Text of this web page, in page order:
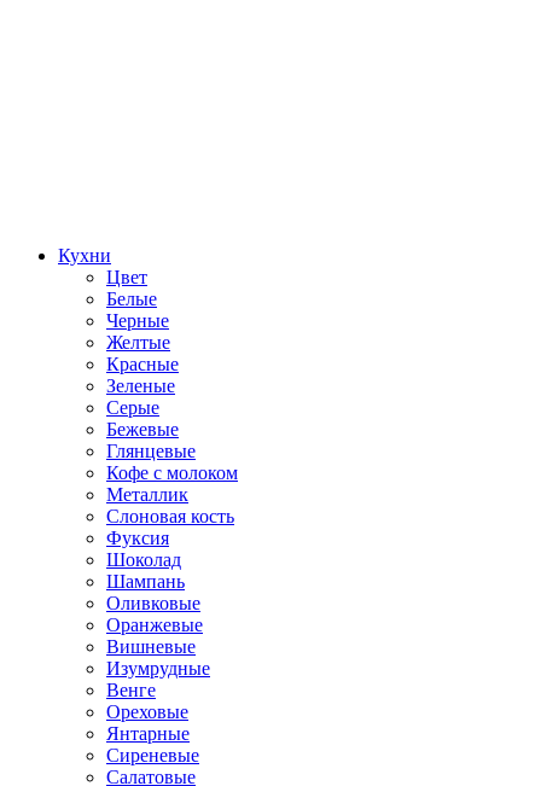
Кухни
Цвет
Белые
Черные
Желтые
Красные
Зеленые
Серые
Бежевые
Глянцевые
Кофе с молоком
Металлик
Слоновая кость
Фуксия
Шоколад
Шампань
Оливковые
Оранжевые
Вишневые
Изумрудные
Венге
Ореховые
Янтарные
Сиреневые
Салатовые